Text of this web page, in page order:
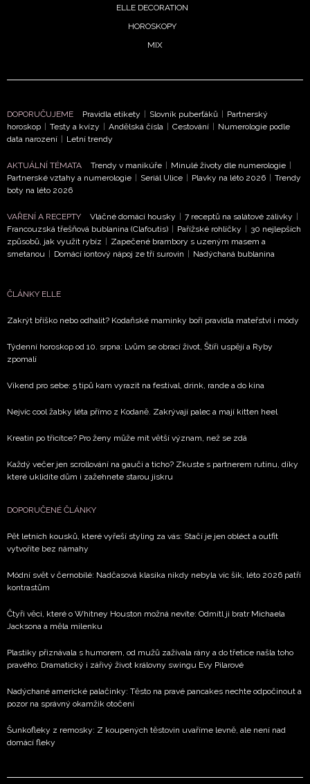
NEWSLETTER
ODESLAT
Přihlášením k newsletteru souhlasíte sObchodními
potvrzujete, že jste se seznámili se
Vašimi údaji pracovat zejména k organizaci a
vyhodnocení akce a zasílání novinek.
informace od našich partnerů? Pokud souhlasíte se
soukromí BurdaMedia Extra s.r.o., zaškrtněte toto pole.
ELLE DECORATION
HOROSKOPY
MIX
DOPORUČUJEME Pravidla etikety Slovník puberťáků
Partnerský
horoskop
Testy a kvízy Andělská čísla Cestování
Numerologie podle
data narození
Letní trendy
AKTUÁLNÍ TÉMATA Trendy v manikúře Minulé životy dle numerologie
Partnerské vztahy a numerologie
Seriál Ulice Plavky na léto 2026
Trendy
boty na léto 2026
VAŘENÍ A RECEPTY Vláčné domácí housky 7 receptů na salátové zálivky
Francouzská třešňová bublanina (Clafoutis)
Pařížské rohlíčky
30 nejlepších
způsobů, jak využít rybíz
Zapečené brambory s uzeným masem a
smetanou
Domácí iontový nápoj ze tří surovin Nadýchaná bublanina
ČLÁNKY ELLE
Zakrýt bříško nebo odhalit? Kodaňské maminky boří pravidla mateřství i módy
Týdenní horoskop od 10. srpna: Lvům se obrací život, Štíři uspějí a Ryby
zpomalí
Víkend pro sebe: 5 tipů kam vyrazit na festival, drink, rande a do kina
Nejvíc cool žabky léta přímo z Kodaně. Zakrývají palec a mají kitten heel
Kreatin po třicítce? Pro ženy může mít větší význam, než se zdá
Každý večer jen scrollování na gauči a ticho? Zkuste s partnerem rutinu, díky
které uklidíte dům i zažehnete starou jiskru
DOPORUČENÉ ČLÁNKY
Pět letních kousků, které vyřeší styling za vás: Stačí je jen obléct a outfit
vytvoříte bez námahy
Módní svět v černobílé: Nadčasová klasika nikdy nebyla víc šik, léto 2026 patří
kontrastům
Čtyři věci, které o Whitney Houston možná nevíte: Odmítl ji bratr Michaela
Jacksona a měla milenku
Plastiky přiznávala s humorem, od mužů zažívala rány a do třetice našla toho
pravého: Dramatický i zářivý život královny swingu Evy Pilarové
Nadýchané americké palačinky: Těsto na pravé pancakes nechte odpočinout a
pozor na správný okamžik otočení
Šunkofleky z remosky: Z koupených těstovin uvaříme levně, ale není nad
domácí fleky